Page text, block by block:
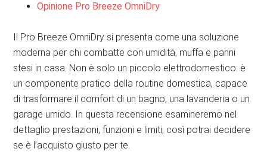
Opinione Pro Breeze OmniDry
Il Pro Breeze OmniDry si presenta come una soluzione
moderna per chi combatte con umidità, muffa e panni
stesi in casa. Non è solo un piccolo elettrodomestico: è
un componente pratico della routine domestica, capace
di trasformare il comfort di un bagno, una lavanderia o un
garage umido. In questa recensione esamineremo nel
dettaglio prestazioni, funzioni e limiti, così potrai decidere
se è l’acquisto giusto per te.